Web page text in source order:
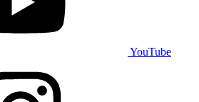
YouTube